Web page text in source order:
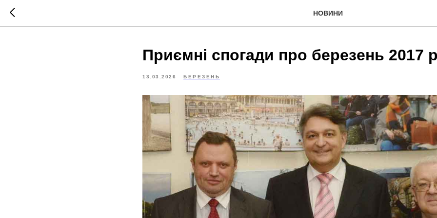
НОВИНИ
Приємні спогади про березень 2017
13.03.2026 БЕРЕЗЕНЬ